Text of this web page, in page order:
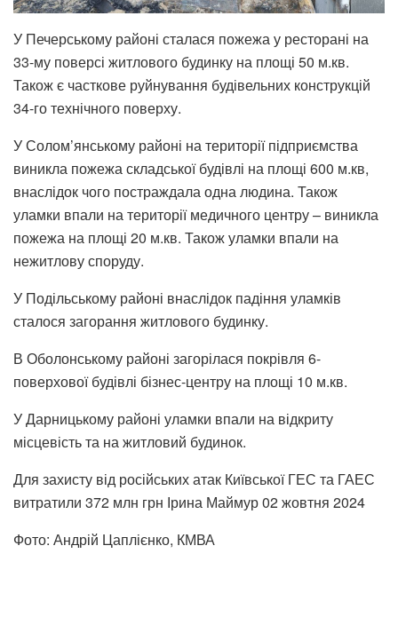
У Печерському районі сталася пожежа у ресторані на
33-му поверсі житлового будинку на площі 50 м.кв.
Також є часткове руйнування будівельних конструкцій
34-го технічного поверху.
У Солом’янському районі на території підприємства
виникла пожежа складської будівлі на площі 600 м.кв,
внаслідок чого постраждала одна людина. Також
уламки впали на території медичного центру – виникла
пожежа на площі 20 м.кв. Також уламки впали на
нежитлову споруду.
У Подільському районі внаслідок падіння уламків
сталося загорання житлового будинку.
В Оболонському районі загорілася покрівля 6-
поверхової будівлі бізнес-центру на площі 10 м.кв.
У Дарницькому районі уламки впали на відкриту
місцевість та на житловий будинок.
Для захисту від російських атак Київської ГЕС та ГАЕС
витратили 372 млн грн Ірина Маймур02 жовтня 2024
Фото: Андрій Цаплієнко, КМВА